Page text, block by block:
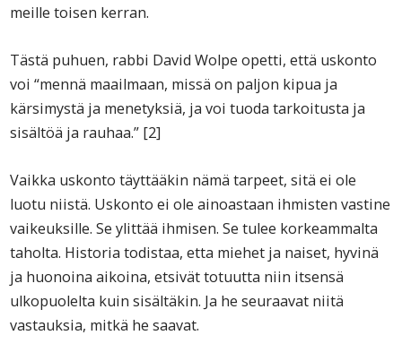
meille toisen kerran.
Tästä puhuen, rabbi David Wolpe opetti, että uskonto
voi “mennä maailmaan, missä on paljon kipua ja
kärsimystä ja menetyksiä, ja voi tuoda tarkoitusta ja
sisältöä ja rauhaa.” [2]
Vaikka uskonto täyttääkin nämä tarpeet, sitä ei ole
luotu niistä. Uskonto ei ole ainoastaan ihmisten vastine
vaikeuksille. Se ylittää ihmisen. Se tulee korkeammalta
taholta. Historia todistaa, etta miehet ja naiset, hyvinä
ja huonoina aikoina, etsivät totuutta niin itsensä
ulkopuolelta kuin sisältäkin. Ja he seuraavat niitä
vastauksia, mitkä he saavat.